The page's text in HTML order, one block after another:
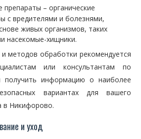
препараты – органические
с вредителями и болезнями,
живых организмов, таких
насекомые-хищники.
методов обработки рекомендуется
или консультантам по
получить информацию о наиболее
вариантах для вашего
в Никифорово.
и уход